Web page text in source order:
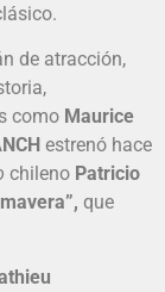
de atracción,
como Maurice
estrenó hace
chileno Patricio
que